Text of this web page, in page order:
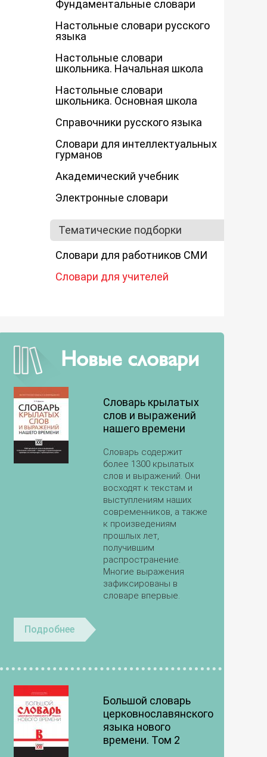
Фундаментальные словари
Настольные словари русского
языка
Настольные словари
школьника. Начальная школа
Настольные словари
школьника. Основная школа
Справочники русского языка
Словари для интеллектуальных
гурманов
Академический учебник
Электронные словари
Тематические подборки
Словари для работников СМИ
Словари для учителей
Новые словари
Словарь крылатых
слов и выражений
нашего времени
Словарь содержит
более 1300 крылатых
слов и выражений. Они
восходят к текстам и
выступлениям наших
современников, а также
к произведениям
прошлых лет,
получившим
распространение.
Многие выражения
зафиксированы в
словаре впервые.
Подробнее
Большой словарь
церковнославянского
языка нового
времени. Том 2